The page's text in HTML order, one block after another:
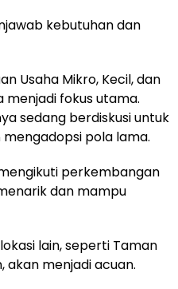
kebutuhan dan
Usaha Mikro, Kecil, dan
menjadi fokus utama.
sedang berdiskusi untuk
pola lama.
perkembangan
dan mampu
lain, seperti Taman
menjadi acuan.